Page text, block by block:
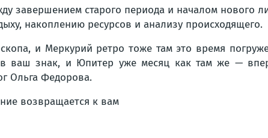
завершением старого периода и началом нового
накоплению ресурсов и анализу происходящего.
и Меркурий ретро тоже там это время
ваш знак, и Юпитер уже месяц как там же —
Ольга Федорова.